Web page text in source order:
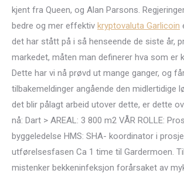
kjent fra Queen, og Alan Parsons.
bedre og mer effektiv kryptovaluta Garlicoin
det har stått på i så henseende de siste år,
markedet, måten man definerer hva som er
Dette har vi nå prøvd ut mange ganger, og
tilbakemeldinger angående den midlertidige
det blir pålagt arbeid utover dette, er dette
nå: Dart > AREAL: 3 800 m2 VÅR ROLLE:
byggeledelse HMS: SHA- koordinator i
utførelsesfasen Ca 1 time til Gardermoen.
mistenker bekkeninfeksjon forårsaket av